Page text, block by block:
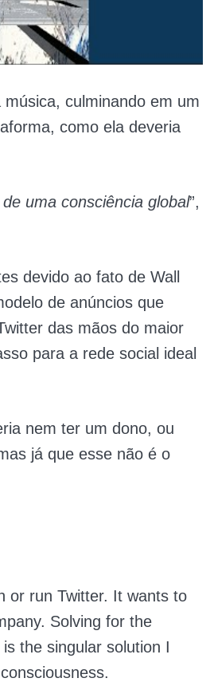
culminando em um
como ela deveria
uma consciência global”,
devido ao fato de Wall
de anúncios que
das mãos do maior
para a rede social ideal
nem ter um dono, ou
já que esse não é o
or run Twitter. It wants to
Solving for the
the singular solution I